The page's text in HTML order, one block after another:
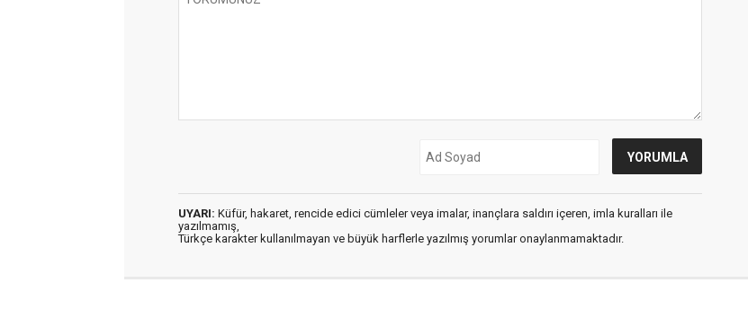
UYARI: Küfür, hakaret, rencide edici cümleler veya imalar, inançlara saldırı içeren, imla kuralları ile
yazılmamış,
Türkçe karakter kullanılmayan ve büyük harflerle yazılmış yorumlar onaylanmamaktadır.